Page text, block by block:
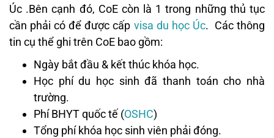
Úc .Bên cạnh đó, CoE còn là 1 trong những thủ tục
cần phải có để được cấp visa du học Úc. Các thông
tin cụ thể ghi trên CoE bao gồm:
Ngày bắt đầu & kết thúc khóa học.
Học phí du học sinh đã thanh toán cho nhà
trường.
Phí BHYT quốc tế (OSHC)
Tổng phí khóa học sinh viên phải đóng.